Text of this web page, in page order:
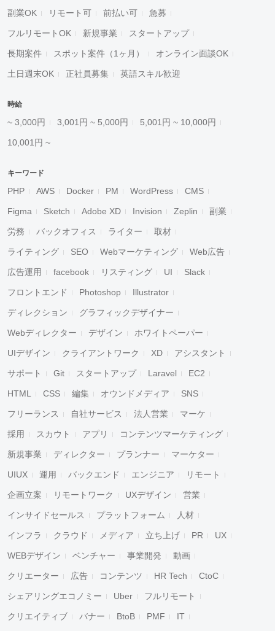
副業OK リモート可 前払い可 急募
フルリモートOK 新規事業 スタートアップ
長期案件 スポット案件（1ヶ月） オンライン面談OK
土日週末OK 正社員募集 英語スキル歓迎
時給
~ 3,000円 3,001円 ~ 5,000円 5,001円 ~ 10,000円
10,001円 ~
キーワード
PHP AWS Docker PM WordPress CMS
Figma Sketch Adobe XD Invision Zeplin 副業
労務 バックオフィス ライター 取材
ライティング SEO Webマーケティング Web広告
広告運用 facebook リスティング UI Slack
フロントエンド Photoshop Illustrator
ディレクション グラフィックデザイナー
Webディレクター デザイン ホワイトペーパー
UIデザイン クライアントワーク XD アシスタント
サポート Git スタートアップ Laravel EC2
HTML CSS 編集 オウンドメディア SNS
フリーランス 自社サービス 法人営業 マーケ
採用 スカウト アプリ コンテンツマーケティング
新規事業 ディレクター プランナー マーケター
UIUX 運用 バックエンド エンジニア リモート
企画立案 リモートワーク UXデザイン 営業
インサイドセールス プラットフォーム 人材
インフラ クラウド メディア 立ち上げ PR UX
WEBデザイン ベンチャー 事業開発 動画
クリエーター 広告 コンテンツ HR Tech CtoC
シェアリングエコノミー Uber フルリモート
クリエイティブ バナー BtoB PMF IT